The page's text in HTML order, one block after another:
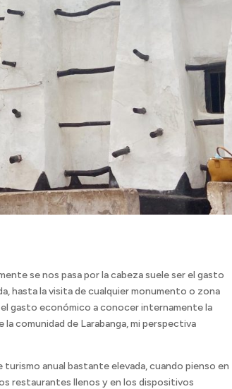
se nos pasa por la cabeza suele ser el gasto
hasta la visita de cualquier monumento o zona
gasto económico a conocer internamente la
comunidad de Larabanga, mi perspectiva
anual bastante elevada, cuando pienso en
restaurantes llenos y en los dispositivos